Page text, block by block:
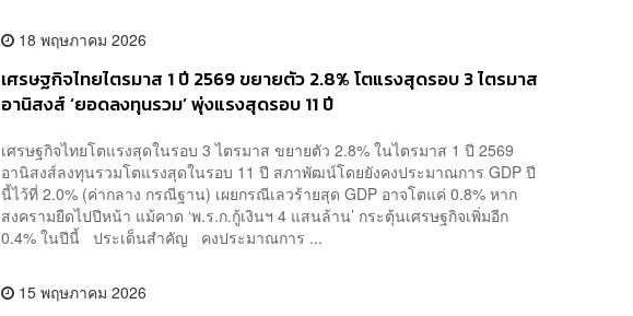
18 พฤษภาคม 2026
เศรษฐกิจไทยไตรมาส 1 ปี 2569 ขยายตัว 2.8% โตแรงสุดรอบ 3 ไตรมาส
อานิสงส์ ‘ยอดลงทุนรวม’ พุ่งแรงสุดรอบ 11 ปี
เศรษฐกิจไทยโตแรงสุดในรอบ 3 ไตรมาส ขยายตัว 2.8% ในไตรมาส 1 ปี 2569
อานิสงส์ลงทุนรวมโตแรงสุดในรอบ 11 ปี สภาพัฒน์โดยยังคงประมาณการ GDP ปี
นี้ไว้ที่ 2.0% (ค่ากลาง กรณีฐาน) เผยกรณีเลวร้ายสุด GDP อาจโตแค่ 0.8% หาก
สงครามยืดไปปีหน้า แม้คาด ‘พ.ร.ก.กู้เงินฯ 4 แสนล้าน’ กระตุ้นเศรษฐกิจเพิ่มอีก
0.4% ในปีนี้ ประเด็นสำคัญ คงประมาณการ ...
15 พฤษภาคม 2026